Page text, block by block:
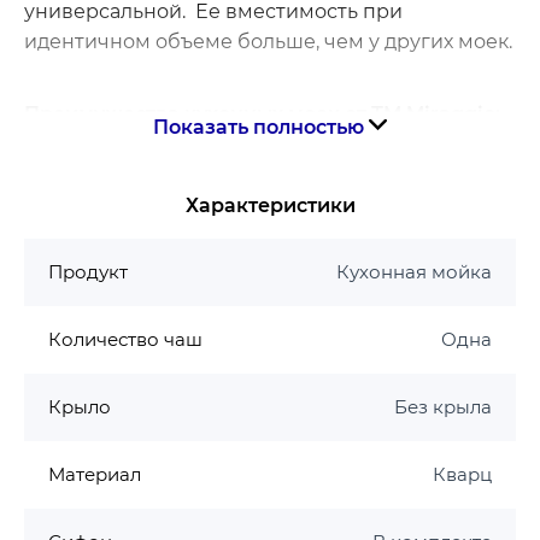
универсальной. Ее вместимость при
идентичном объеме больше, чем у других моек.
Преимущества кухонных моек от ТМ
мойки. Все модели можно развернуть крылом
смеситель предусмотрены, точки для их
Эксплуатация. Уход за кухонной мойки из
моющими средствами (Gala, Fairy и т.д.). Не
порошков, а также средств содержащих натрия
Показать полностью
Характеристики
Продукт Кухонная мойка
Количество чаш Одна
Крыло Без крыла
Материал Кварц